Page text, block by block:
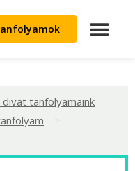
tanfolyamaink